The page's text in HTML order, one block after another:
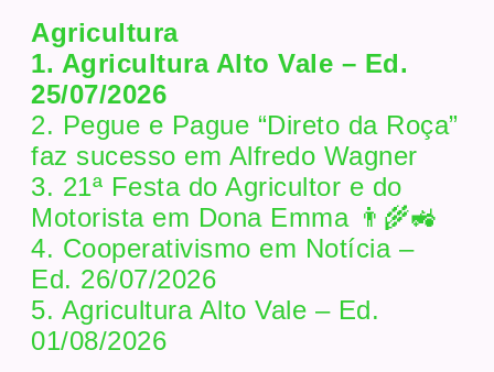
Agricultura
1. Agricultura Alto Vale – Ed.
25/07/2026
2. Pegue e Pague “Direto da Roça”
faz sucesso em Alfredo Wagner
3. 21ª Festa do Agricultor e do
Motorista em Dona Emma 👨‍🌾🚜
4. Cooperativismo em Notícia –
Ed. 26/07/2026
5. Agricultura Alto Vale – Ed.
01/08/2026